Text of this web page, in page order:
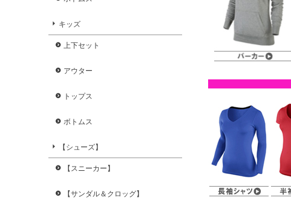
キッズ
上下セット
アウター
トップス
ボトムス
【シューズ】
【スニーカー】
【サンダル＆クロッグ】